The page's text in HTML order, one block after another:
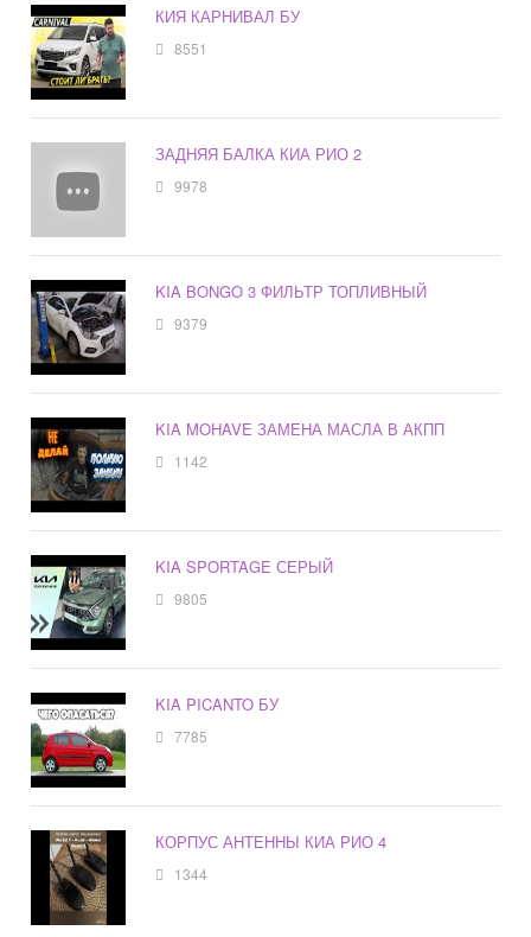
КИЯ КАРНИВАЛ БУ
8551
ЗАДНЯЯ БАЛКА КИА РИО 2
9978
KIA BONGO 3 ФИЛЬТР ТОПЛИВНЫЙ
9379
KIA MOHAVE ЗАМЕНА МАСЛА В АКПП
1142
KIA SPORTAGE СЕРЫЙ
9805
KIA PICANTO БУ
7785
КОРПУС АНТЕННЫ КИА РИО 4
1344